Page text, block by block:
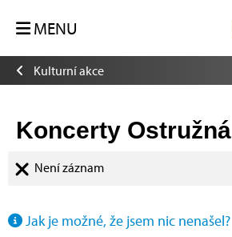
MENU
Kulturní akce
Koncerty Ostružná
Není záznam
Jak je možné, že jsem nic nenašel?